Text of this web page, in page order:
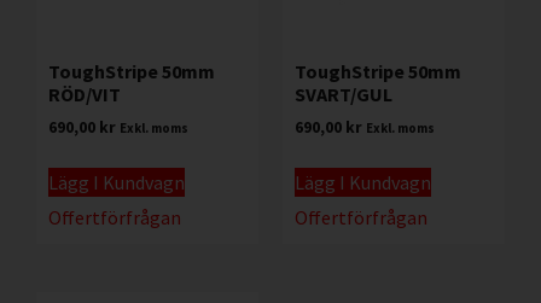
ToughStripe 50mm
RÖD/VIT
690,00 kr Exkl. moms
Lägg I Kundvagn
Offertförfrågan
ToughStripe 50mm
SVART/GUL
690,00 kr Exkl. moms
Lägg I Kundvagn
Offertförfrågan